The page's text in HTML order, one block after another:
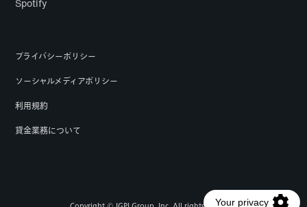
Spotify
プライバシーポリシー
ソーシャルメディアポリシー
利用規約
貸金業務について